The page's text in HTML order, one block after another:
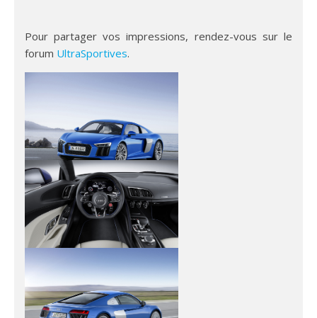
Pour partager vos impressions, rendez-vous sur le
forum UltraSportives.